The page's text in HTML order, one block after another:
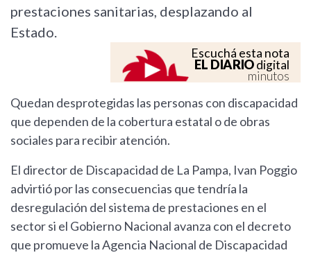
prestaciones sanitarias, desplazando al
Estado.
Escuchá esta nota
EL DIARIOdigital
minutos
Quedan desprotegidas las personas con discapacidad
que dependen de la cobertura estatal o de obras
sociales para recibir atención.
El director de Discapacidad de La Pampa, Ivan Poggio
advirtió por las consecuencias que tendría la
desregulación del sistema de prestaciones en el
sector si el Gobierno Nacional avanza con el decreto
que promueve la Agencia Nacional de Discapacidad